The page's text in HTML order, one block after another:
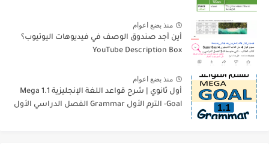
منذ بضع اعوام
أين أجد صندوق الوصف في فيديوهات اليوتيوب؟
YouTube Description Box
منذ بضع اعوام
أول ثانوي | شرح قواعد اللغة الإنجليزية 1.1 Mega
Goal- الترم الأول Grammar الفصل الدراسي الأول